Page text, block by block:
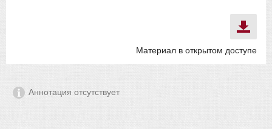
Материал в открытом доступе
Аннотация отсутствует